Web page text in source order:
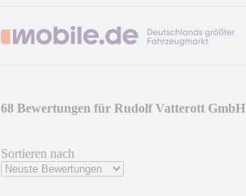
68 Bewertungen für Rudolf Vatterott GmbH
Sortieren nach